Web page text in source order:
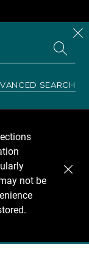
SEARCH
not be